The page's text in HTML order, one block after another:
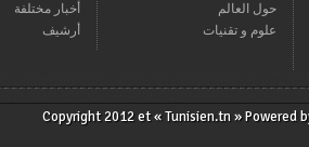
حول العالم
علوم و تقنيات
أخبار مختلفة
أرشيف
Copyright 2012 et « Tunisien.tn » Powered